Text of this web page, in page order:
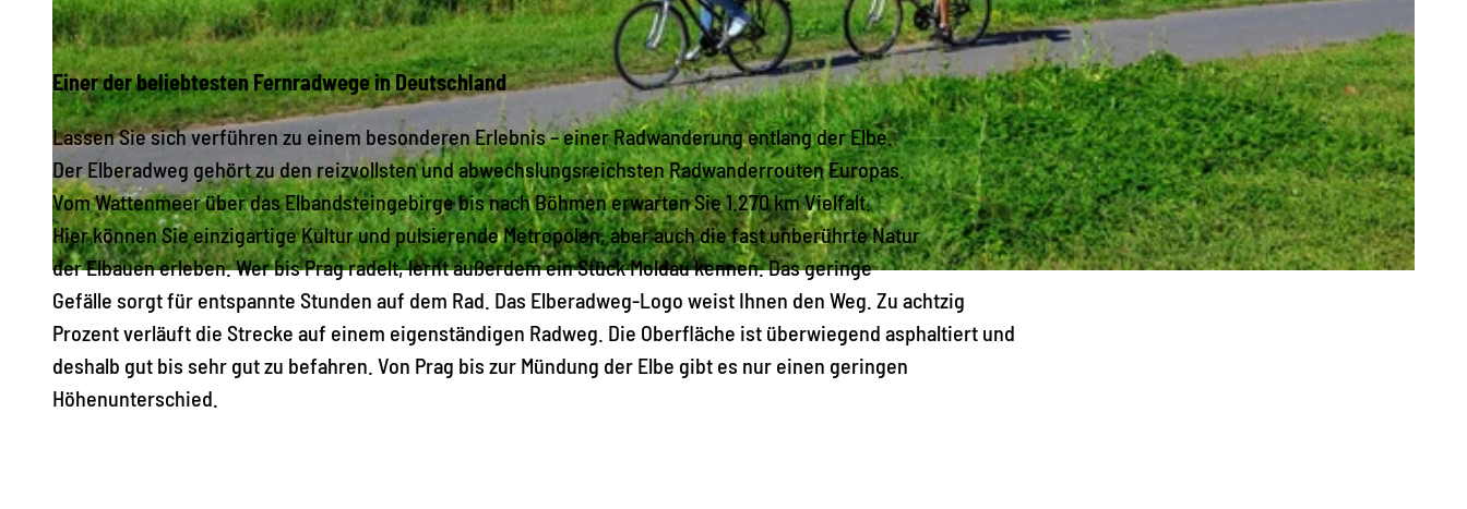
Einer der beliebtesten Fernradwege in Deutschland
Lassen Sie sich verführen zu einem besonderen Erlebnis – einer Radwanderung entlang der Elbe.
Der Elberadweg gehört zu den reizvollsten und abwechslungsreichsten Radwanderrouten Europas.
Vom Wattenmeer über das Elbandsteingebirge bis nach Böhmen erwarten Sie 1.270 km Vielfalt.
Hier können Sie einzigartige Kultur und pulsierende Metropolen, aber auch die fast unberührte Natur
der Elbauen erleben. Wer bis Prag radelt, lernt außerdem ein Stück Moldau kennen. Das geringe
Gefälle sorgt für entspannte Stunden auf dem Rad. Das Elberadweg-Logo weist Ihnen den Weg. Zu achtzig
Prozent verläuft die Strecke auf einem eigenständigen Radweg. Die Oberfläche ist überwiegend asphaltiert und
deshalb gut bis sehr gut zu befahren. Von Prag bis zur Mündung der Elbe gibt es nur einen geringen
Höhenunterschied.